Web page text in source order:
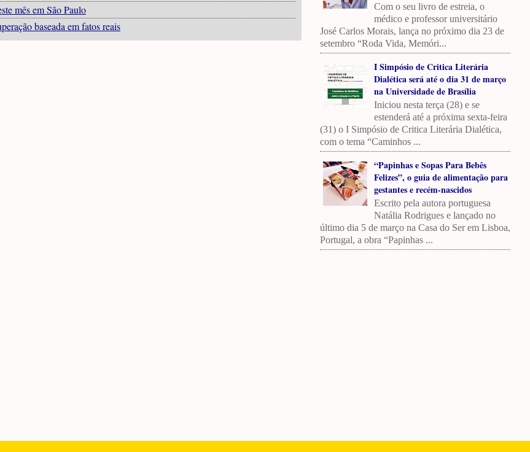
mês em São Paulo
baseada em fatos reais
Com o seu livro de estreia, o
médico e professor universitário
José Carlos Morais, lança no próximo dia 23 de
setembro “Roda Vida, Memóri...
I Simpósio de Critica Literária
Dialética será até o dia 31 de março
na Universidade de Brasília
Iniciou nesta terça (28) e se
estenderá até a próxima sexta-feira
(31) o I Simpósio de Critica Literária Dialética,
com o tema “Caminhos ...
“Papinhas e Sopas Para Bebês
Felizes”, o guia de alimentação para
gestantes e recém-nascidos
Escrito pela autora portuguesa
Natália Rodrigues e lançado no
último dia 5 de março na Casa do Ser em Lisboa,
Portugal, a obra “Papinhas ...